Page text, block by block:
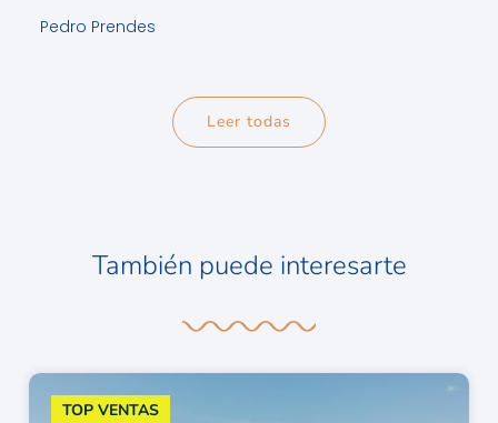
Pedro Prendes
Leer todas
También puede interesarte
TOP VENTAS